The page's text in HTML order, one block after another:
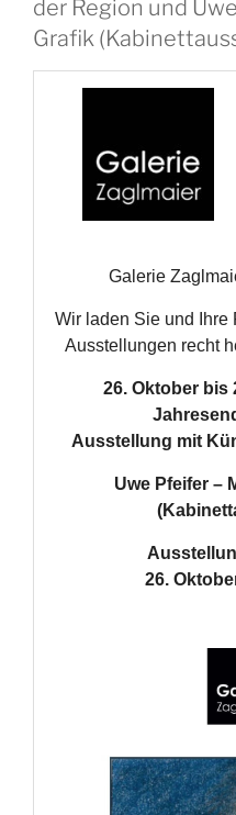
der Region und
Grafik